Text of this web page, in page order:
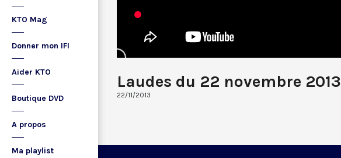
KTO Mag
Donner mon IFI
Aider KTO
Boutique DVD
A propos
Ma playlist
Laudes du 22 novembre 2013
22/11/2013